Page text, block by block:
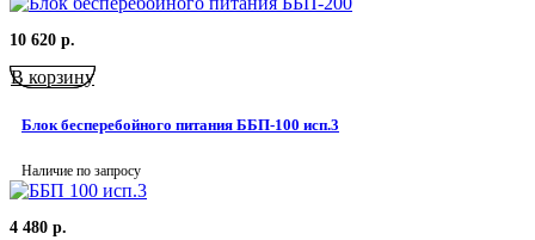
10 620 р.
В корзину
Блок бесперебойного питания ББП-100 исп.3
Наличие по запросу
4 480 р.